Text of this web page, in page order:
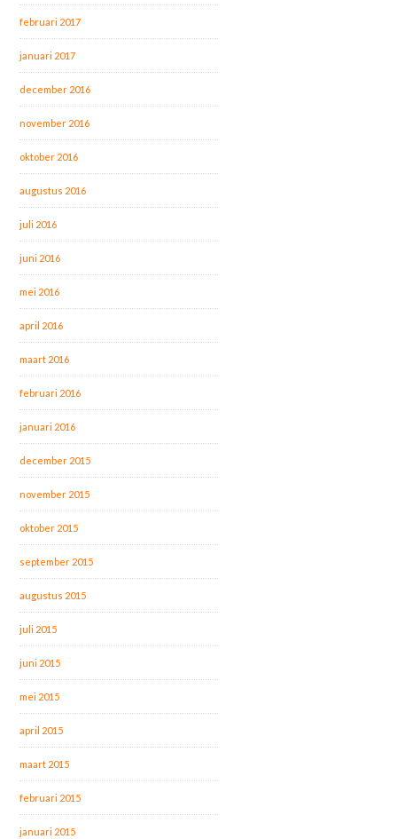
februari 2017
januari 2017
december 2016
november 2016
oktober 2016
augustus 2016
juli 2016
juni 2016
mei 2016
april 2016
maart 2016
februari 2016
januari 2016
december 2015
november 2015
oktober 2015
september 2015
augustus 2015
juli 2015
juni 2015
mei 2015
april 2015
maart 2015
februari 2015
januari 2015